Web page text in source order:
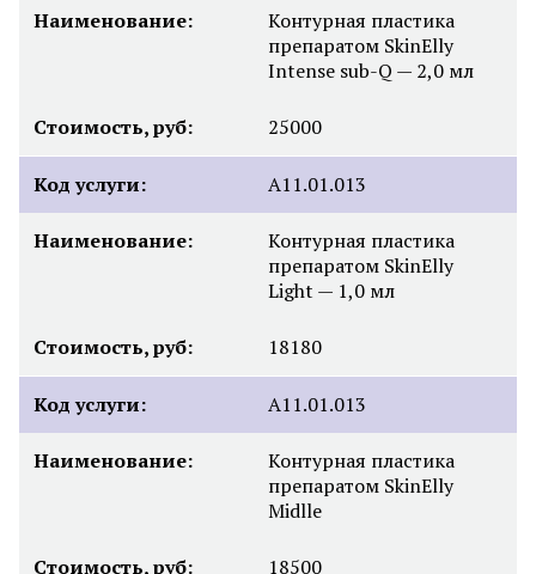
Наименование:
Контурная пластика
препаратом SkinElly
Intense sub-Q — 2,0 мл
Стоимость, руб: 25000
Код услуги: А11.01.013
Наименование:
Контурная пластика
препаратом SkinElly
Light — 1,0 мл
Стоимость, руб: 18180
Код услуги: А11.01.013
Наименование:
Контурная пластика
препаратом SkinElly
Midlle
Стоимость, руб: 18500